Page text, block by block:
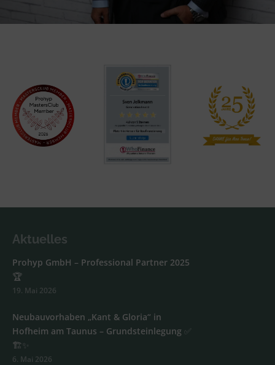
Aktuelles
Prohyp GmbH – Professional Partner 2025
🏆
19. Mai 2026
Neubauvorhaben „Kant & Gloria“ in
Hofheim am Taunus – Grundsteinlegung ✅
🏗️✨
6. Mai 2026